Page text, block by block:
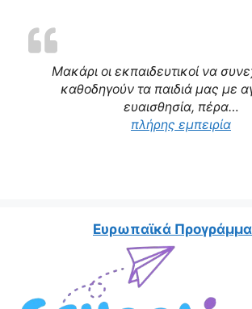
Μακάρι οι εκπαιδευτικοί να
καθοδηγούν τα παιδιά μας με
ευαισθησία, πέρα…
πλήρης εμπειρία
Ευρωπαϊκά